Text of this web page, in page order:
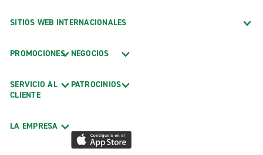
SITIOS WEB INTERNACIONALES
PROMOCIONES
SERVICIO AL
CLIENTE
LA EMPRESA
NEGOCIOS
PATROCINIOS